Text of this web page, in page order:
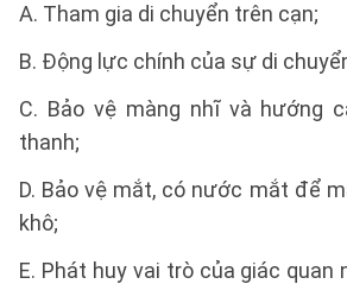
A. Tham gia di chuyển trên cạn;
B. Động lực chính của sự di
C. Bảo vệ màng nhĩ và hướng
thanh;
D. Bảo vệ mắt, có nước mắt để
khô;
E. Phát huy vai trò của giác quan